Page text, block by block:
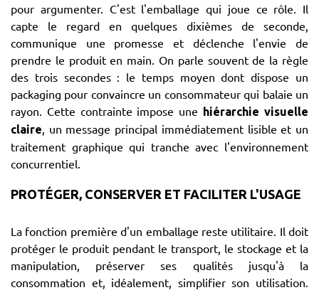
pour argumenter. C'est l'emballage qui joue ce rôle. Il
capte le regard en quelques dixièmes de seconde,
communique une promesse et déclenche l'envie de
prendre le produit en main. On parle souvent de la règle
des trois secondes : le temps moyen dont dispose un
packaging pour convaincre un consommateur qui balaie un
rayon. Cette contrainte impose une hiérarchie visuelle
claire, un message principal immédiatement lisible et un
traitement graphique qui tranche avec l'environnement
concurrentiel.
PROTÉGER, CONSERVER ET FACILITER L'USAGE
La fonction première d'un emballage reste utilitaire. Il doit
protéger le produit pendant le transport, le stockage et la
manipulation, préserver ses qualités jusqu'à la
consommation et, idéalement, simplifier son utilisation.